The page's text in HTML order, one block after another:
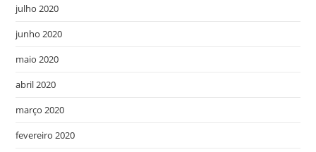
julho 2020
junho 2020
maio 2020
abril 2020
março 2020
fevereiro 2020